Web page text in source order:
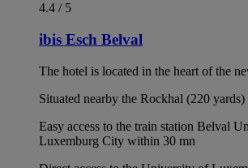
4.4 / 5
ibis Esch Belval
The hotel is located in the heart of the
Situated nearby the Rockhal (220 yards)
Easy access to the train station Belval
Luxemburg City within 30 mn